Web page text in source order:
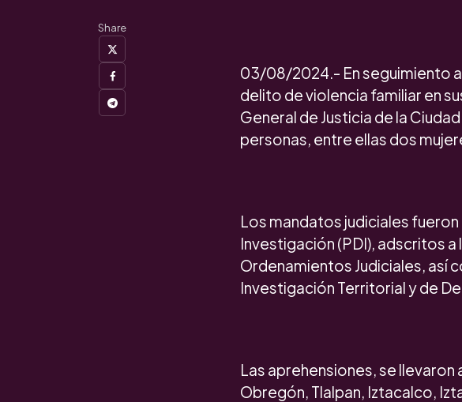
Share
03/08/2024.- En seguimiento
delito de violencia familiar en
General de Justicia de la
personas, entre ellas dos
Los mandatos judiciales
Investigación (PDI), adscritos
Ordenamientos Judiciales, así
Investigación Territorial y de
Las aprehensiones, se
Obregón, Tlalpan, Iztacalco,